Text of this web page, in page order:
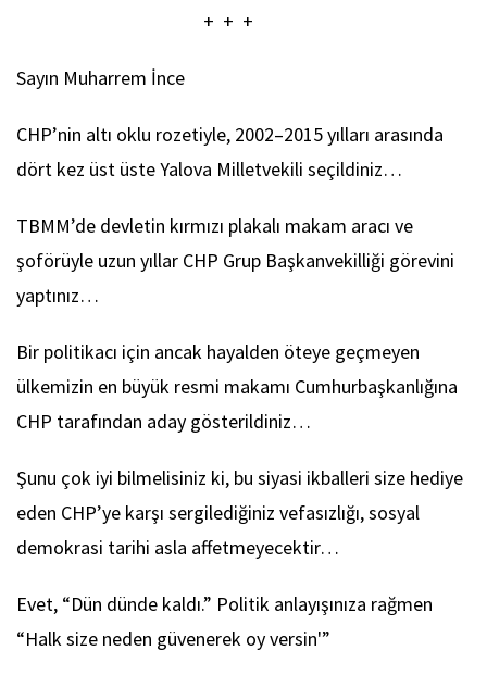
+ + +
Sayın Muharrem İnce
CHP’nin altı oklu rozetiyle, 2002–2015 yılları arasında
dört kez üst üste Yalova Milletvekili seçildiniz…
TBMM’de devletin kırmızı plakalı makam aracı ve
şoförüyle uzun yıllar CHP Grup Başkanvekilliği görevini
yaptınız…
Bir politikacı için ancak hayalden öteye geçmeyen
ülkemizin en büyük resmi makamı Cumhurbaşkanlığına
CHP tarafından aday gösterildiniz…
Şunu çok iyi bilmelisiniz ki, bu siyasi ikballeri size hediye
eden CHP’ye karşı sergilediğiniz vefasızlığı, sosyal
demokrasi tarihi asla affetmeyecektir…
Evet, “Dün dünde kaldı.” Politik anlayışınıza rağmen
“Halk size neden güvenerek oy versin'”